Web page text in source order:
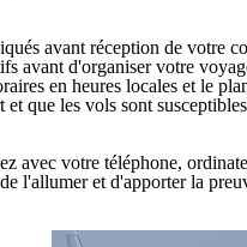
avant réception de votre
avant d'organiser votre
en heures locales et le
que les vols sont
avec votre téléphone,
l'allumer et d'apporter la